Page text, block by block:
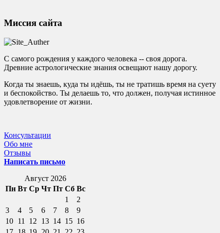
Миссия сайта
С самого рождения у каждого человека -- своя дорога.
Древние астрологические знания освещают нашу дорогу.
Когда ты знаешь, куда ты идёшь, ты не тратишь время на суету
и беспокойство. Ты делаешь то, что должен, получая истинное
удовлетворение от жизни.
Консультации
Обо мне
Отзывы
Написать письмо
Август 2026
Пн Вт Ср Чт Пт Сб Вс
1
2
3
4 5 6 7 8
9
10 11 12 13 14 15 16